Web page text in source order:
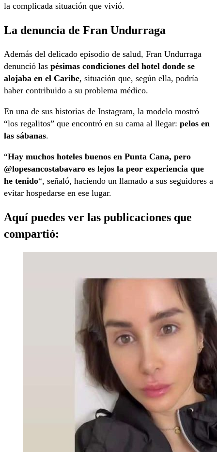
la complicada situación que vivió.
La denuncia de Fran Undurraga
Además del delicado episodio de salud, Fran Undurraga
denunció las pésimas condiciones del hotel donde se
alojaba en el Caribe, situación que, según ella, podría
haber contribuido a su problema médico.
En una de sus historias de Instagram, la modelo mostró
“los regalitos” que encontró en su cama al llegar: pelos en
las sábanas.
“Hay muchos hoteles buenos en Punta Cana, pero
@lopesancostabavaro es lejos la peor experiencia que
he tenido“, señaló, haciendo un llamado a sus seguidores a
evitar hospedarse en ese lugar.
Aquí puedes ver las publicaciones que
compartió: